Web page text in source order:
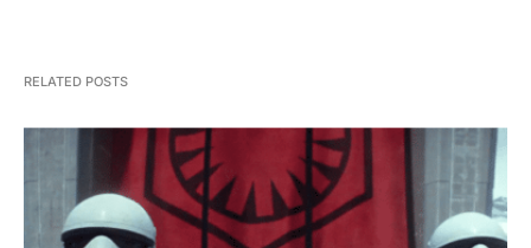
RELATED POSTS